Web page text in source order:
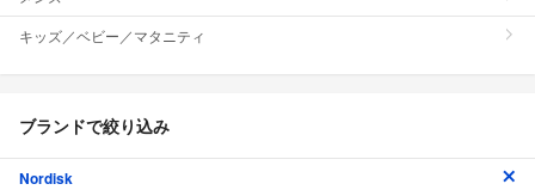
キッズ／ベビー／マタニティ
ブランドで絞り込み
Nordisk